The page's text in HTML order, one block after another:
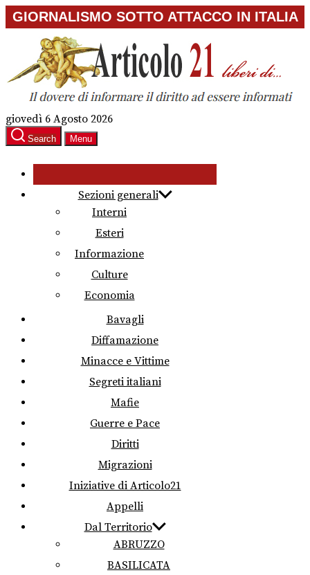
Skip
to
content
GIORNALISMO SOTTO ATTACCO IN ITALIA
giovedì 6 Agosto 2026
Search Menu
Sezioni generali
Interni
Esteri
Informazione
Culture
Economia
Bavagli
Diffamazione
Minacce e Vittime
Segreti italiani
Mafie
Guerre e Pace
Diritti
Migrazioni
Iniziative di Articolo21
Appelli
Dal Territorio
ABRUZZO
BASILICATA